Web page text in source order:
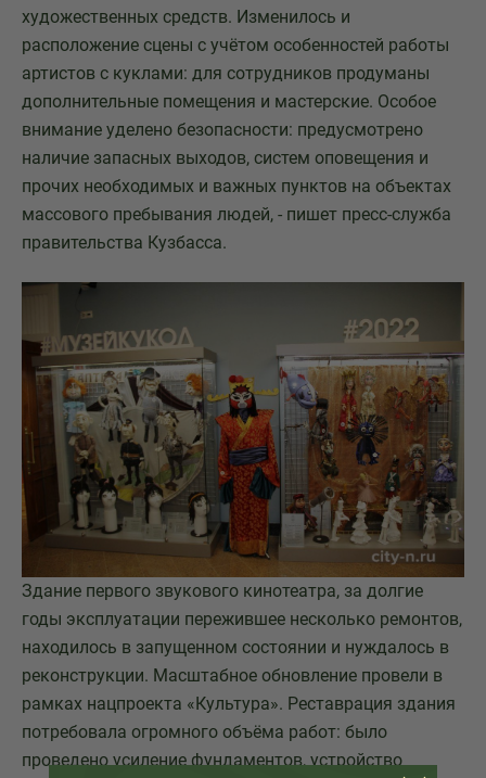
художественных средств. Изменилось и
расположение сцены с учётом особенностей работы
артистов с куклами: для сотрудников продуманы
дополнительные помещения и мастерские. Особое
внимание уделено безопасности: предусмотрено
наличие запасных выходов, систем оповещения и
прочих необходимых и важных пунктов на объектах
массового пребывания людей, - пишет пресс-служба
правительства Кузбасса.
Здание первого звукового кинотеатра, за долгие
годы эксплуатации пережившее несколько ремонтов,
находилось в запущенном состоянии и нуждалось в
реконструкции. Масштабное обновление провели в
рамках нацпроекта «Культура». Реставрация здания
потребовала огромного объёма работ: было
проведено усиление фундаментов, устройство